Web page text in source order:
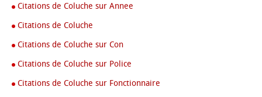
Citations de Coluche sur Annee
Citations de Coluche
Citations de Coluche sur Con
Citations de Coluche sur Police
Citations de Coluche sur Fonctionnaire